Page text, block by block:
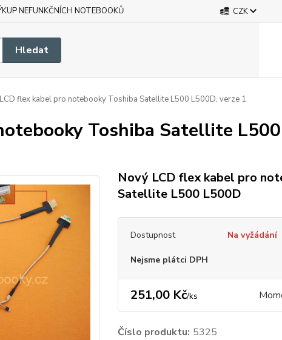
NEFUNKČNÍCH NOTEBOOKŮ CZK
Hledat
LCD flex kabel pro notebooky Toshiba Satellite L500 L500D, verze 1
Toshiba Satellite
Nový LCD flex kabel pro
Satellite L500 L500D
Dostupnost Na vyžádání
Nejsme plátci DPH
251,00 Kč/ks
Číslo produktu: 5325